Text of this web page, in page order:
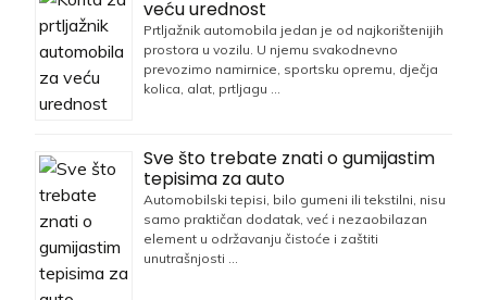
veću urednost
Prtljažnik automobila jedan je od najkorištenijih
prostora u vozilu. U njemu svakodnevno
prevozimo namirnice, sportsku opremu, dječja
kolica, alat, prtljagu …
Sve što trebate znati o gumijastim
tepisima za auto
Automobilski tepisi, bilo gumeni ili tekstilni, nisu
samo praktičan dodatak, već i nezaobilazan
element u održavanju čistoće i zaštiti
unutrašnjosti …